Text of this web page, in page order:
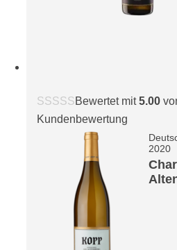
Bewertet mit5.00
Kundenbewertung
2020